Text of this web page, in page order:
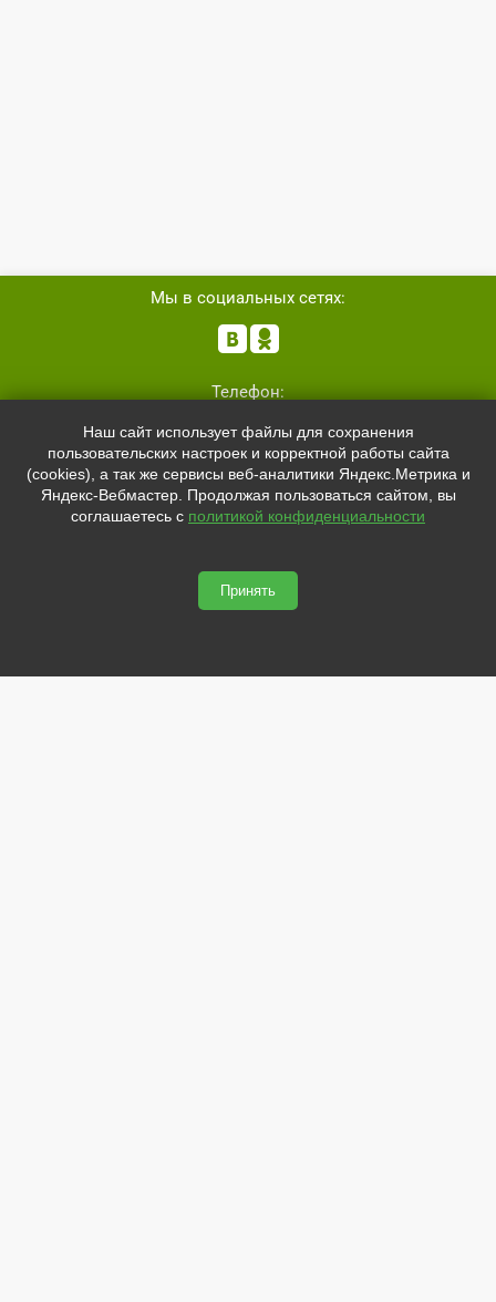
svetled53.ru © 2026
Адрес:
Телефон:
+7 (952)4829892
sale@svetled53.ru
Мы в социальных сетях:
 
Наш сайт использует файлы для сохранения
пользовательских настроек и корректной работы сайта
(cookies), а так же сервисы веб-аналитики Яндекс.Метрика и
Яндекс-Вебмастер. Продолжая пользоваться сайтом, вы
соглашаетесь с политикой конфиденциальности
Принять